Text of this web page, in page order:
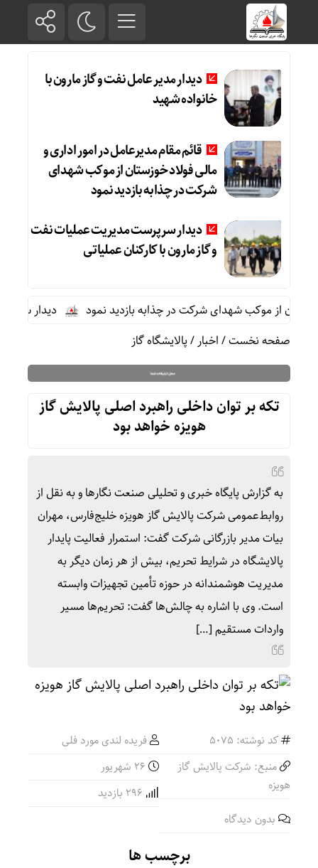
دیدار مدیر عامل نفت و گاز مارون با
خانواده شهید
قائم مقام مدیرعامل در امور اداری و
مالی فولاد خوزستان از موکب شهدای
شرکت در چذابه بازدید نمود
دیدار سرپرست مدیریت عملیات نفت
و گاز مارون با کارکنان عملیاتی
از موکب شهدای شرکت در چذابه بازدید نمود
دیدار سرپرست
صفحه نخست/اخبار/پالایشگاه گاز
تکه بر توان داخلی راهبرد اصلی پالایش گاز
هویزه خواهد بود
به گزارش پایگاه خبری و تحلیلی صنعت نگارها و به نقل از
روابط‌عمومی شرکت پالایش گاز هویزه خلیج‌فارس، مهران
بیات مدیر بازرگانی شرکت گفت: استمرار فعالیت پایدار
پالایشگاه در شرایط تحریم، بیش از هر زمان دیگر به
مدیریت هوشمندانه در حوزه تأمین تجهیزات وابسته
است. وی با اشاره به چالش‌ها گفت: تحریم‌ها مسیر
واردات مستقیم […]
کد نوشته: 5075
فریده لندی مورد فلی
منبع: شرکت پالایش گاز
هویزه
بدون دیدگاه
برچسب ها